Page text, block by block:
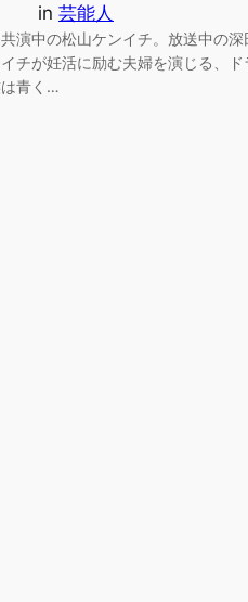
in 芸能人
演中の松山ケンイチ。放送中の深
チが妊活に励む夫婦を演じる、ド
は青く…